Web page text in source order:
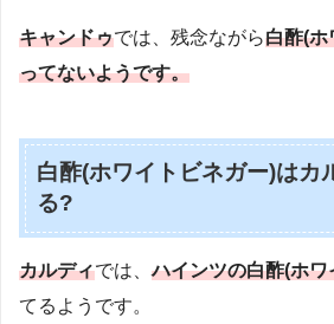
キャンドゥでは、残念ながら白酢(ホ
ってないようです。
白酢(ホワイトビネガー)はカ
る?
カルディでは、ハインツの白酢(ホワ
てるようです。